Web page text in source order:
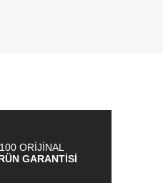
ORİJİNAL
GARANTİSİ